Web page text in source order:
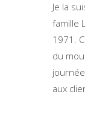
Je la
famille
1971.
du
aux